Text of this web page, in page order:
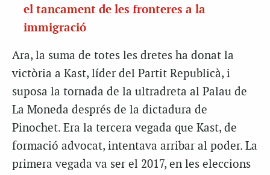
el tancament de les fronteres a la
immigració
Ara, la suma de totes les dretes ha donat la
victòria a Kast, líder del Partit Republicà, i
suposa la tornada de la ultradreta al Palau de
La Moneda després de la dictadura de
Pinochet. Era la tercera vegada que Kast, de
formació advocat, intentava arribar al poder. La
primera vegada va ser el 2017, en les eleccions